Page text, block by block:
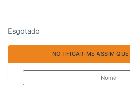
Esgotado
NOTIFICAR-ME ASSIM